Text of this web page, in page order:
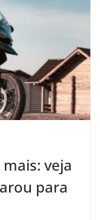
veja
para